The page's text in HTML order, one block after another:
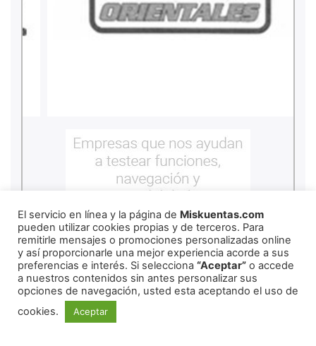
El servicio en línea y la página de Miskuentas.com
pueden utilizar cookies propias y de terceros. Para
remitirle mensajes o promociones personalizadas online
y así proporcionarle una mejor experiencia acorde a sus
preferencias e interés. Si selecciona “Aceptar” o accede
a nuestros contenidos sin antes personalizar sus
opciones de navegación, usted esta aceptando el uso de
cookies.
Aceptar